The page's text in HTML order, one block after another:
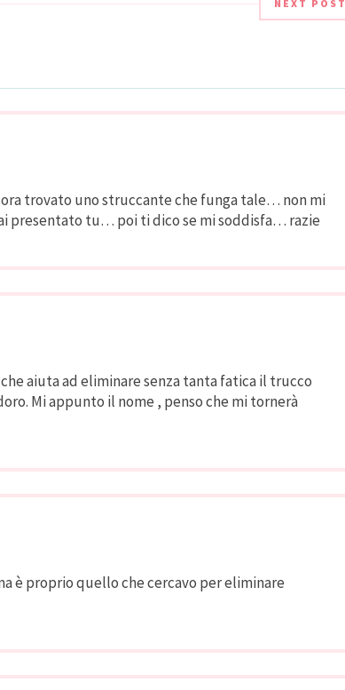
NEXT POST
trovato uno struccante che funga tale… non mi
presentato tu… poi ti dico se mi soddisfa… razie
aiuta ad eliminare senza tanta fatica il trucco
Mi appunto il nome , penso che mi tornerà
è proprio quello che cercavo per eliminare